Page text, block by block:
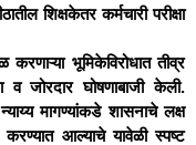
शिक्षकेतर कर्मचारी परीक्षा
करणाऱ्या भूमिकेविरोधात तीव्र
जोरदार घोषणाबाजी केली.
मागण्यांकडे शासनाचे लक्ष
करण्यात आल्याचे यावेळी स्पष्ट